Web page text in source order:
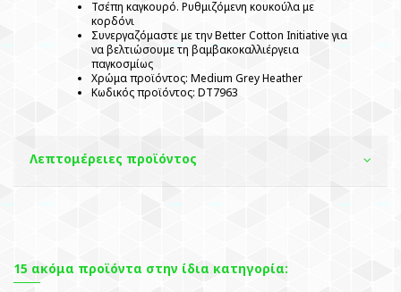
Τσέπη καγκουρό. Ρυθμιζόμενη κουκούλα με
κορδόνι
Συνεργαζόμαστε με την Better Cotton Initiative για
να βελτιώσουμε τη βαμβακοκαλλιέργεια
παγκοσμίως
Χρώμα προϊόντος: Medium Grey Heather
Κωδικός προϊόντος: DT7963
Λεπτομέρειες προϊόντος
15 ακόμα προϊόντα στην ίδια κατηγορία: